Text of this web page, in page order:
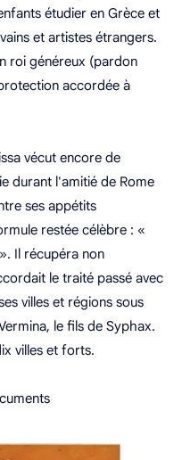
étudier en Grèce et
et artistes étrangers.
roi généreux (pardon
accordée à
vécut encore de
durant l'amitié de Rome
ses appétits
restée célèbre : «
Il récupéra non
le traité passé avec
villes et régions sous
le fils de Syphax.
villes et forts.